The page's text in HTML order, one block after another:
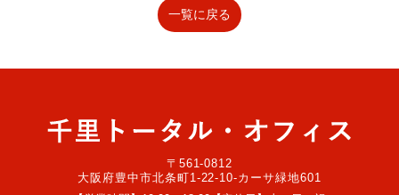
一覧に戻る
〒561-0812
大阪府豊中市北条町1-22-10-カーサ緑地601